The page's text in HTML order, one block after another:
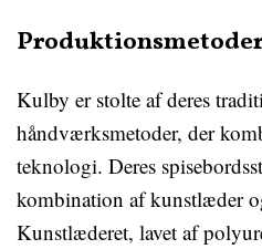
Kulby er stolte af deres
håndværksmetoder, der
teknologi. Deres
kombination af kunstlæder
Kunstlæderet, lavet af